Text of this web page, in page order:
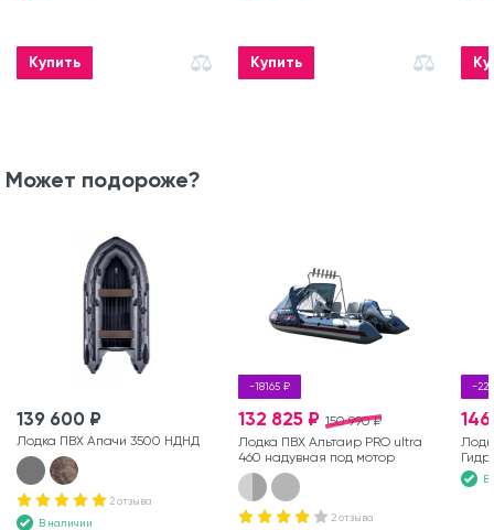
Купить Купить
Может подороже?
139 600 ₽
Лодка ПВХ Апачи 3500 НДНД
2 отзыва
В наличии
-18165 ₽
150 990 ₽
132 825 ₽
Лодка ПВХ Альтаир PRO ultra
460 надувная под мотор
2 отзыва
-
В